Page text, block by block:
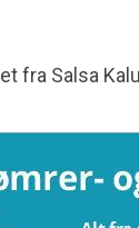
fra Salsa